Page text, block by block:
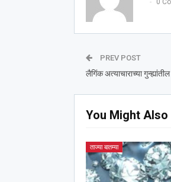
0
PREV POST
लैगिंक अत्याचाराच्या
You Might Also
ताज्या बातम्या